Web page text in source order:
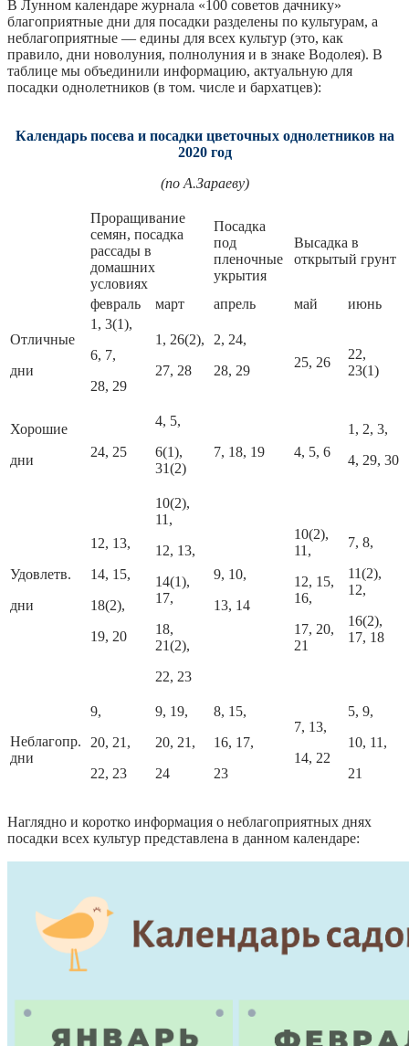
В Лунном календаре журнала «100 советов дачнику»
благоприятные дни для посадки разделены по культурам, а
неблагоприятные — едины для всех культур (это, как
правило, дни новолуния, полнолуния и в знаке Водолея). В
таблице мы объединили информацию, актуальную для
посадки однолетников (в том. числе и бархатцев):
Календарь посева и посадки цветочных однолетников на
2020 год
(по А.Зараеву)
Проращивание
семян, посадка
рассады в
домашних
условиях
Посадка
под
пленочные
укрытия
Высадка в
открытый грунт
февраль март апрель май июнь
Отличные
дни
1, 3(1),
6, 7,
28, 29
1, 26(2),
27, 28
2, 24,
28, 29
25, 26
22,
23(1)
Хорошие
дни
24, 25
4, 5,
6(1),
31(2)
7, 18, 19 4, 5, 6
1, 2, 3,
4, 29, 30
Удовлетв.
дни
12, 13,
14, 15,
18(2),
19, 20
10(2),
11,
12, 13,
14(1),
17,
18,
21(2),
22, 23
9, 10,
13, 14
10(2),
11,
12, 15,
16,
17, 20,
21
7, 8,
11(2),
12,
16(2),
17, 18
Неблагопр.
дни
9,
20, 21,
22, 23
9, 19,
20, 21,
24
8, 15,
16, 17,
23
7, 13,
14, 22
5, 9,
10, 11,
21
Наглядно и коротко информация о неблагоприятных днях
посадки всех культур представлена в данном календаре: